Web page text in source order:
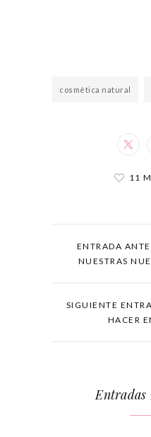
cosmética natural
11
ENTRADA
NUESTRAS
SIGUIENTE
HACER
Entradas